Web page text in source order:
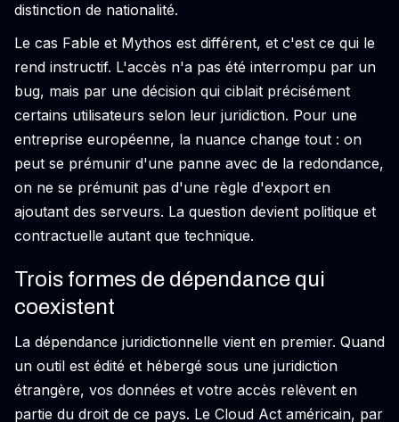
distinction de nationalité.
Le cas Fable et Mythos est différent, et c'est ce qui le
rend instructif. L'accès n'a pas été interrompu par un
bug, mais par une décision qui ciblait précisément
certains utilisateurs selon leur juridiction. Pour une
entreprise européenne, la nuance change tout : on
peut se prémunir d'une panne avec de la redondance,
on ne se prémunit pas d'une règle d'export en
ajoutant des serveurs. La question devient politique et
contractuelle autant que technique.
Trois formes de dépendance qui
coexistent
La dépendance juridictionnelle vient en premier. Quand
un outil est édité et hébergé sous une juridiction
étrangère, vos données et votre accès relèvent en
partie du droit de ce pays. Le Cloud Act américain, par